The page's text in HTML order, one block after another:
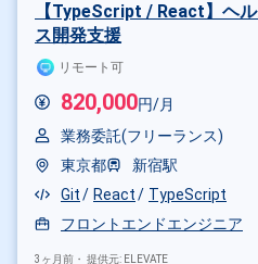
【TypeScript / React】ヘ
ス開発支援
リモート可
820,000円/月
業務委託(フリーランス)
東京都
新宿駅
Git
React
TypeScript
フロントエンドエンジニア
3ヶ月前・ 提供元: ELEVATE